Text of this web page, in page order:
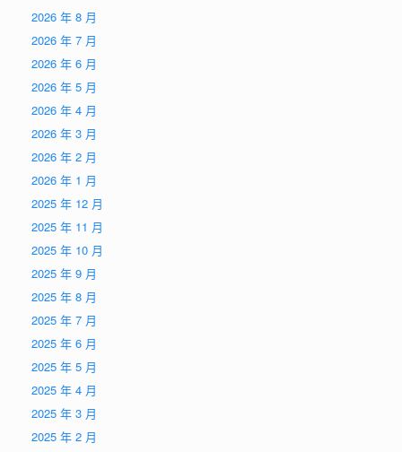
2026 年 8 月
2026 年 7 月
2026 年 6 月
2026 年 5 月
2026 年 4 月
2026 年 3 月
2026 年 2 月
2026 年 1 月
2025 年 12 月
2025 年 11 月
2025 年 10 月
2025 年 9 月
2025 年 8 月
2025 年 7 月
2025 年 6 月
2025 年 5 月
2025 年 4 月
2025 年 3 月
2025 年 2 月